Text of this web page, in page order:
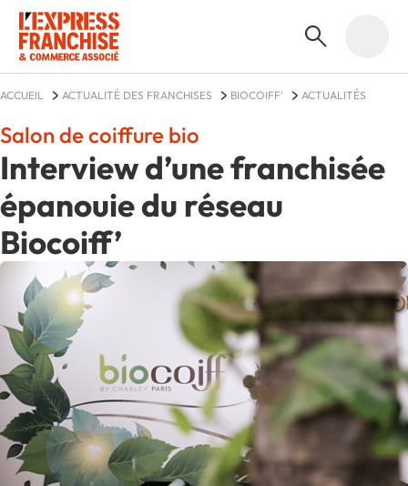
ACCUEIL ACTUALITÉ DES FRANCHISES BIOCOIFF' ACTUALITÉS
Interview d’une franchisée
épanouie du réseau
Biocoiff’
Salon de coiffure bio